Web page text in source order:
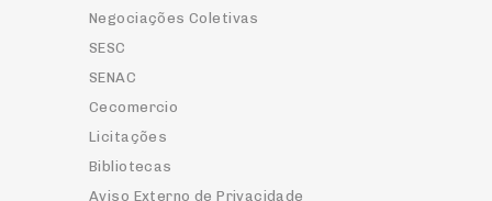
Negociações Coletivas
SESC
SENAC
Cecomercio
Licitações
Bibliotecas
Aviso Externo de Privacidade